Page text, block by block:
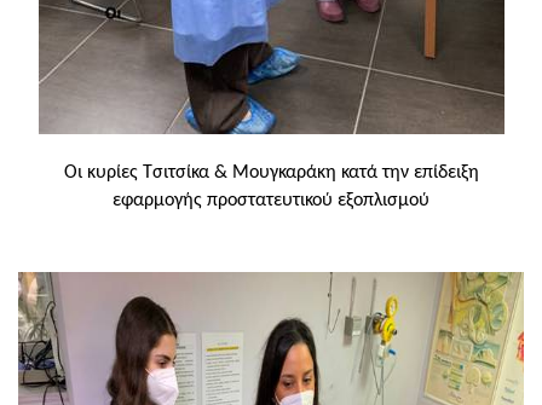
Οι κυρίες Τσιτσίκα & Μουγκαράκη κατά την επίδειξη
εφαρμογής προστατευτικού εξοπλισμού